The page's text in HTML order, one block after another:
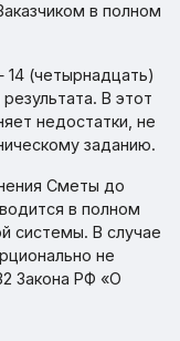
в полном
(четырнадцать)
В этот
недостатки, не
заданию.
Сметы до
в полном
системы. В случае
не
Закона РФ «О